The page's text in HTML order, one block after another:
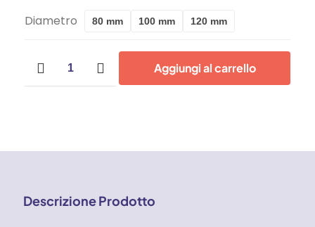
Da
71,00 €
Diametro 80 mm 100 mm 120 mm
per
Cancelli
964
Aggiungi al carrello
Descrizione Prodotto